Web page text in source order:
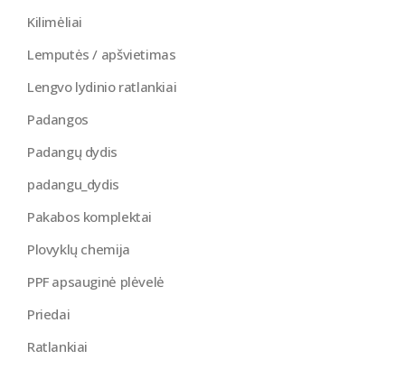
Kilimėliai
Lemputės / apšvietimas
Lengvo lydinio ratlankiai
Padangos
Padangų dydis
padangu_dydis
Pakabos komplektai
Plovyklų chemija
PPF apsauginė plėvelė
Priedai
Ratlankiai